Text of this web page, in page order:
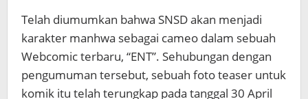
Telah diumumkan bahwa SNSD akan menjadi
karakter manhwa sebagai cameo dalam sebuah
Webcomic terbaru, “ENT”. Sehubungan dengan
pengumuman tersebut, sebuah foto teaser untuk
komik itu telah terungkap pada tanggal 30 April